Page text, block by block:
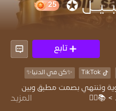
✪
تابع
TikTok ✨كن في الدنيا✨
وتنتهي بصمت مطبق وبين
> 📚✍🏻
المزيد